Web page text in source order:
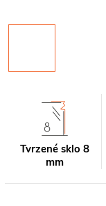
Tvrzené sklo 8
mm